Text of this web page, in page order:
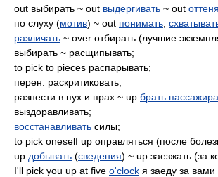
out выбирать ~ out выдергивать ~ out
по слуху (мотив) ~ out понимать
различать ~ over отбирать (лучшие
выбирать ~ расщипывать;
to pick to pieces распарывать;
перен. раскритиковать;
разнести в пух и прах ~ up брать пассажира
выздоравливать;
восстанавливать силы;
to pick oneself up оправляться (после
up добывать (сведения) ~ up заезжать (за
I'll pick you up at five o'clock я заеду за вами